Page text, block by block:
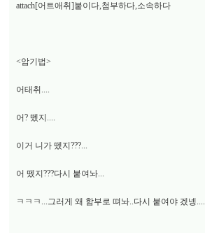
attach[어트애취]붙이다,첨부하다,소속하다
<암기법>
어태취....
어? 뗐지....
이거 니가 뗐지???...
어 뗐지???다시 붙여놔...
ㅋㅋㅋ...그러게 왜 함부로 뗘놔..다시 붙여야 겠넹....